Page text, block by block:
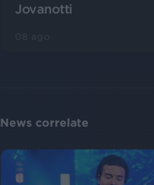
Jovanotti
News correlate